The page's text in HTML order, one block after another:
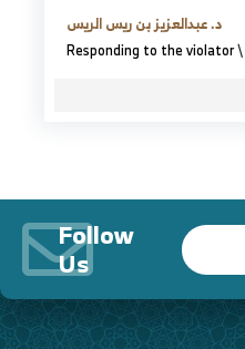
د. عبدالعزيز بن ريس الريس
Responding to the violator\
Follow
Us